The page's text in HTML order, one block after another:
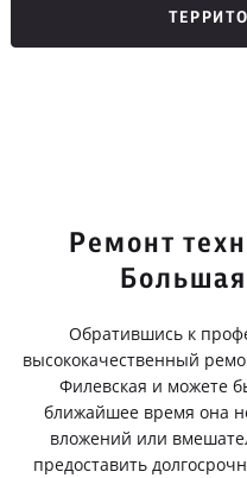
Ремонт
Обратившись к
высококачественный
Филевская и можете
ближайшее время она
вложений или
предоставить